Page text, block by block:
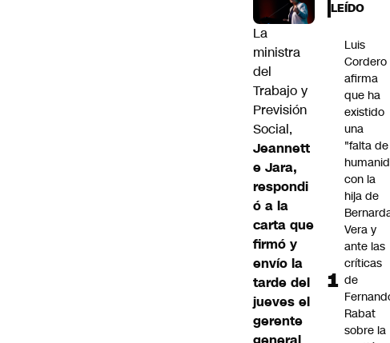
La
ministra
del
Trabajo y
Previsión
Social,
Jeannett
e Jara,
respondi
ó a la
carta que
firmó y
envío la
tarde del
jueves el
gerente
LEÍDO
Luis
Cordero
afirma
que ha
existido
una
"falta de
con la
hija de
Vera y
ante las
críticas
de
Rabat
sobre la